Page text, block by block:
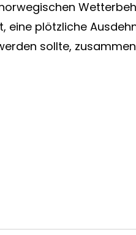
eine plötzliche
sollte,